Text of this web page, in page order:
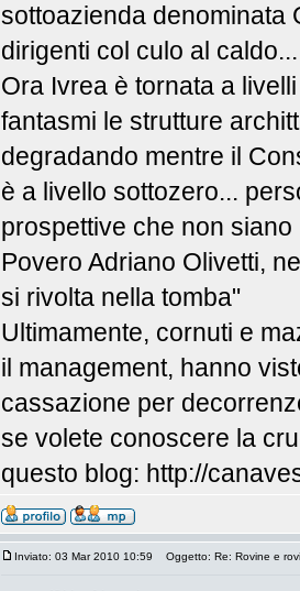
sottoazienda denominata
dirigenti col culo al caldo...
Ora Ivrea è tornata a
fantasmi le strutture
degradando mentre il
è a livello sottozero...
prospettive che non
Povero Adriano Olivetti,
si rivolta nella tomba"
Ultimamente, cornuti e
il management, hanno
cassazione per
se volete conoscere la
questo blog: http://
Inviato: 03 Mar 2010 10:59 Oggetto: Re: Rovine e